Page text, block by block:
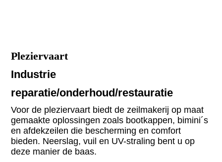
Pleziervaart
Industrie
reparatie/onderhoud/restauratie
Voor de pleziervaart biedt de zeilmakerij op maat
gemaakte oplossingen zoals bootkappen, bimini´s
en afdekzeilen die bescherming en comfort
bieden. Neerslag, vuil en UV-straling bent u op
deze manier de baas.